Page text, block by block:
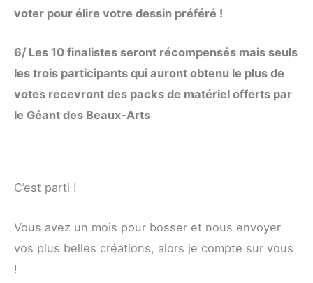
voter pour élire votre dessin préféré !
6/ Les 10 finalistes seront récompensés mais seuls
les trois participants qui auront obtenu le plus de
votes recevront des packs de matériel offerts par
le Géant des Beaux-Arts
C’est parti !
Vous avez un mois pour bosser et nous envoyer
vos plus belles créations, alors je compte sur vous
!